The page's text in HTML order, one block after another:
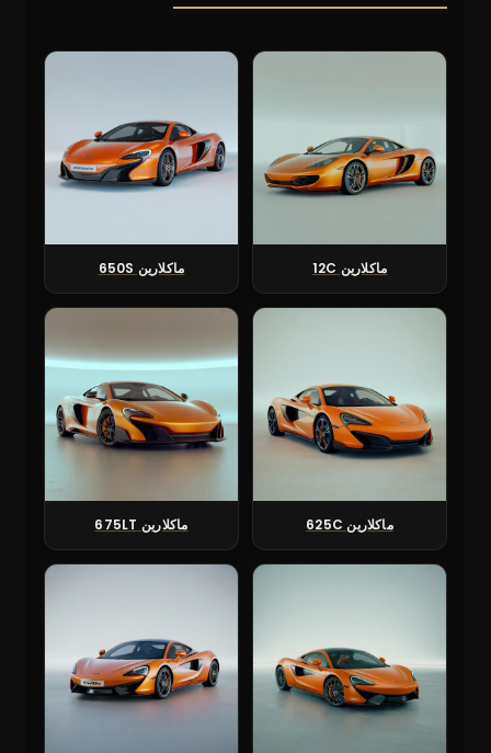
ماكلارين 12C ماكلارين 650S
ماكلارين 625C ماكلارين 675LT